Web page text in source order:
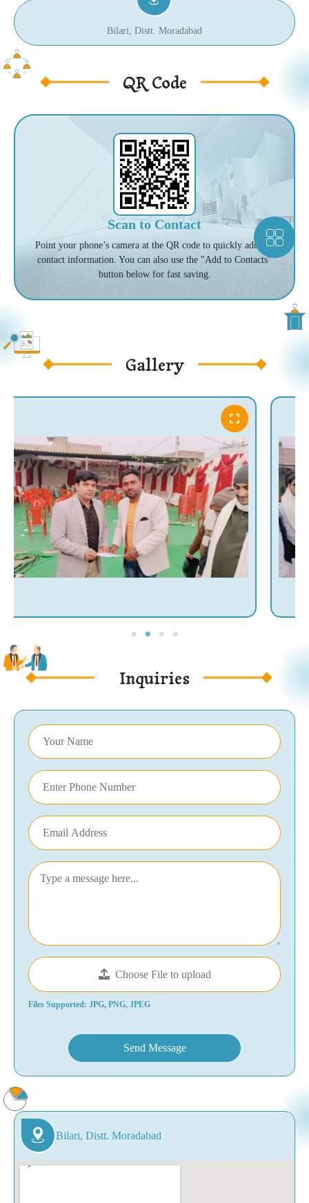
Bilari, Distt. Moradabad
QR Code
Scan to Contact
Point your phone’s camera at the QR code to quickly add our
contact information. You can also use the "Add to Contacts"
button below for fast saving.
Gallery
Inquiries
Choose File to upload
Files Supported: JPG, PNG, JPEG
Send Message
Bilari, Distt. Moradabad